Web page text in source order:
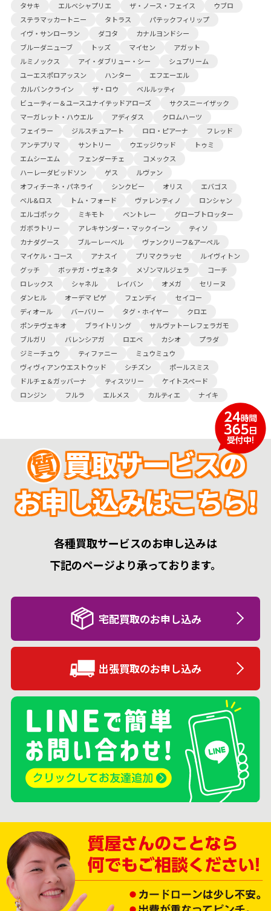
タサキ
エルベシャプリエ ザ・ノース・フェイス
ウブロ
ステラマッカートニー
タトラス
パテックフィリップ
イヴ・サンローラン
ダコタ
カナルヨンドシー
ブルーダニューブ
トッズ マイセン
アガット
ルミノックス
アイ・ダブリュー・シー
シュプリーム
ユーエスポロアッスン
ハンター
エフエーエル
カルバンクライン
ザ・ロウ
ベルルッティ
ビューティー＆ユースユナイテッドアローズ
サクスニーイザック
マーガレット・ハウエル
アディダス
クロムハーツ
フェイラー
ジルスチュアート ロロ・ピアーナ
フレッド
アンテプリマ
サントリー ウエッジウッド
トゥミ
エムシーエム
フェンダーチェ
コメックス
ハーレーダビッドソン
ゲス
ルヴァン
オフィチーネ・パネライ
シンクビー オリス
エバゴス
ベル&ロス
トム・フォード ヴァレンティノ
ロンシャン
エルゴポック
ミキモト ベントレー
グローブトロッター
ガボラトリー
アレキサンダー・マックイーン
ティソ
カナダグース
ブルーレーベル
ヴァンクリーフ&アーペル
マイケル・コース
アナスイ プリマクラッセ
ルイヴィトン
グッチ
ボッテガ・ヴェネタ メゾンマルジェラ
コーチ
ロレックス
シャネル レイバン オメガ
セリーヌ
ダンヒル
オーデマ ピゲ フェンディ
セイコー
ディオール
バーバリー タグ・ホイヤー
クロエ
ポンテヴェキオ
ブライトリング
サルヴァトーレフェラガモ
ブルガリ
バレンシアガ ロエベ カシオ
プラダ
ジミーチュウ
ティファニー
ミュウミュウ
ヴィヴィアンウエストウッド
シチズン
ポールスミス
ドルチェ＆ガッバーナ
ティスツリー
ケイトスペード
ロンジン
フルラ エルメス カルティエ ナイキ
買取サービスの
お申し込みはこちら!
各種買取サービスのお申し込みは
下記のページより承っております。
宅配買取のお申し込み
出張買取のお申し込み